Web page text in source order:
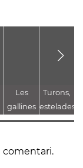
Les
gallines
del corral
Turons,
estelades
i vies
comentari.